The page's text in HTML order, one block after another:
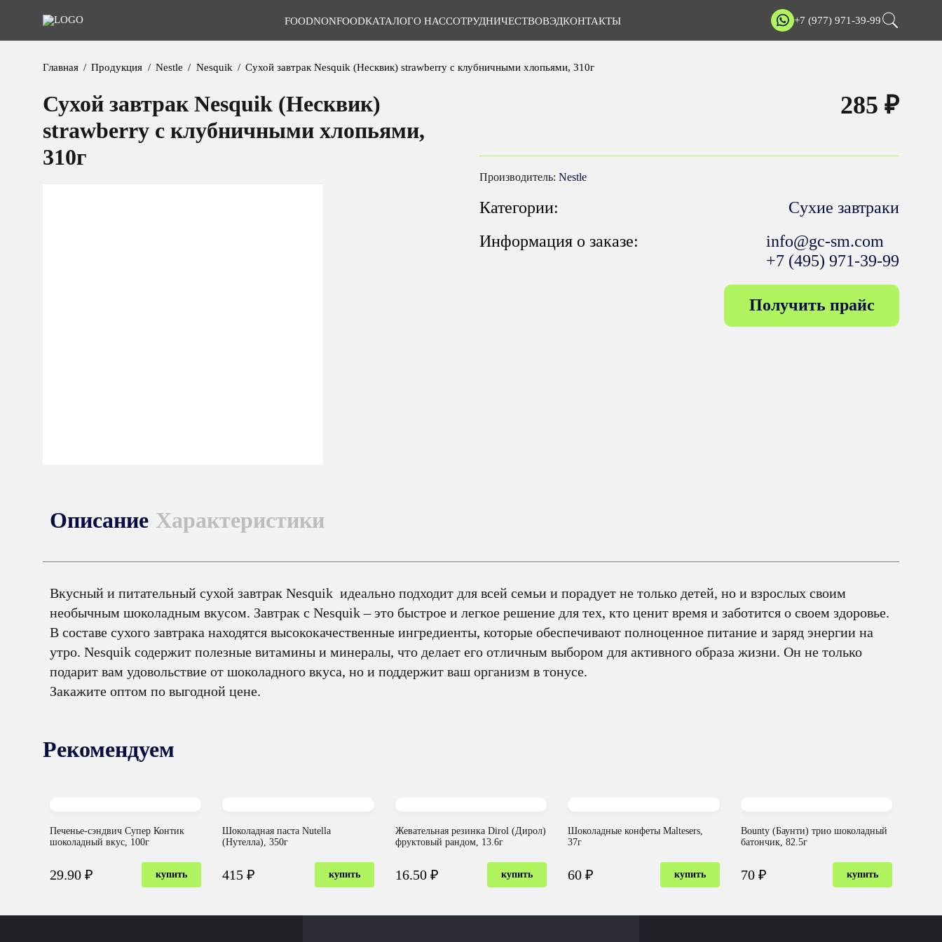
FOODNONFOODКАТАЛОГО НАССОТРУДНИЧЕСТВОВЭДКОНТАКТЫ +7 (977) 971-39-99
Главная Продукция Nestle Nesquik Сухой завтрак Nesquik (Несквик) strawberry с клубничными хлопьями, 310г
Сухой завтрак Nesquik (Несквик)
strawberry с клубничными хлопьями,
310г
285 ₽
Производитель:Nestle
Категории:
Cухие завтраки
Информация о заказе:
info@gc-sm.com
+7 (495) 971-39-99
Получить прайс
Описание Характеристики
Вкусный и питательный сухой завтрак Nesquik идеально подходит для всей семьи и порадует не только детей, но и взрослых своим
необычным шоколадным вкусом. Завтрак с Nesquik – это быстрое и легкое решение для тех, кто ценит время и заботится о своем здоровье.
В составе сухого завтрака находятся высококачественные ингредиенты, которые обеспечивают полноценное питание и заряд энергии на
утро. Nesquik содержит полезные витамины и минералы, что делает его отличным выбором для активного образа жизни. Он не только
подарит вам удовольствие от шоколадного вкуса, но и поддержит ваш организм в тонусе.
Закажите оптом по выгодной цене.
Рекомендуем
Печенье-сэндвич Супер Контик
шоколадный вкус, 100г
29.90 ₽ купить
Шоколадная паста Nutella
(Нутелла), 350г
415 ₽ купить
Жевательная резинка Dirol (Дирол)
фруктовый рандом, 13.6г
16.50 ₽ купить
Шоколадные конфеты Maltesers,
37г
60 ₽ купить
Bounty (Баунти) трио шоколадный
батончик, 82.5г
70 ₽ купить